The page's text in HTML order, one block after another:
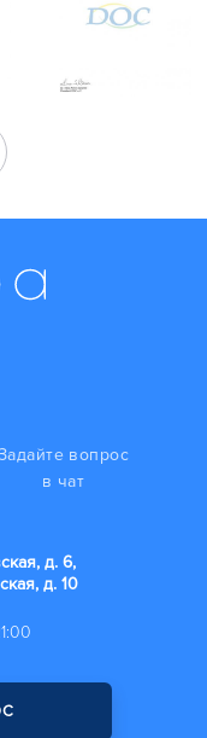
вопрос
в чат
д. 6,
д. 10